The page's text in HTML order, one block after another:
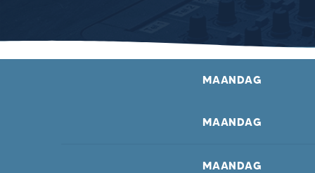
MAANDAG
MAANDAG
MAANDAG